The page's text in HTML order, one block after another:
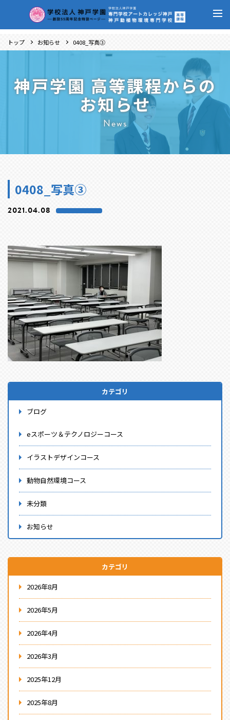
トップ お知らせ 0408_写真③
神戸学園 高等課程からの
お知らせ
News
0408_写真③
2021.04.08
カテゴリ
ブログ
eスポーツ＆テクノロジーコース
イラストデザインコース
動物自然環境コース
未分類
お知らせ
カテゴリ
2026年8月
2026年5月
2026年4月
2026年3月
2025年12月
2025年8月